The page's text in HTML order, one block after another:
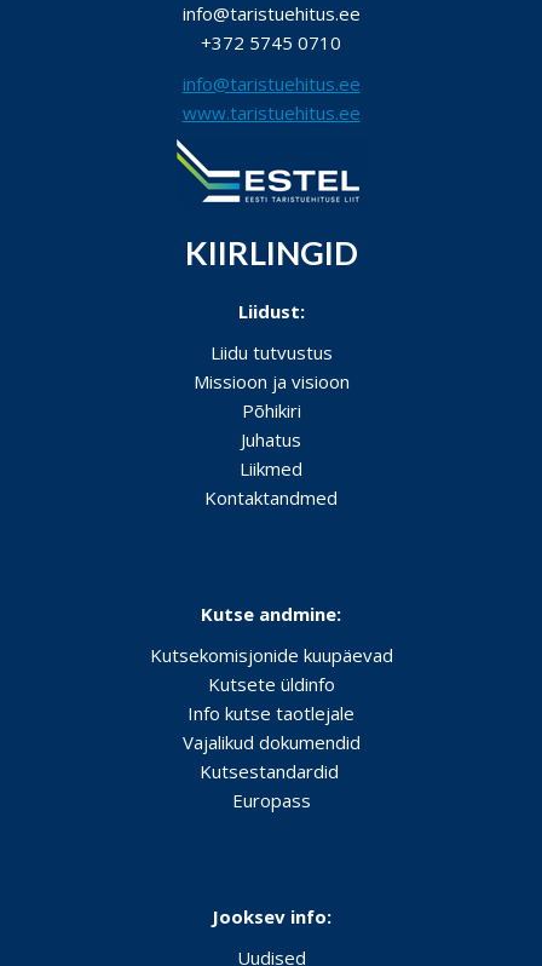
info@taristuehitus.ee
+372 5745 0710
info@taristuehitus.ee
www.taristuehitus.ee
KIIRLINGID
Liidust:
Liidu tutvustus
Missioon ja visioon
Põhikiri
Juhatus
Liikmed
Kontaktandmed
Kutse andmine:
Kutsekomisjonide kuupäevad
Kutsete üldinfo
Info kutse taotlejale
Vajalikud dokumendid
Kutsestandardid
Europass
Jooksev info:
Uudised